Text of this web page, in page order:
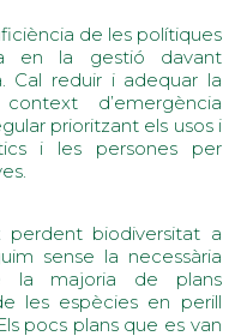
de les polítiques
en la gestió davant
Cal reduir i adequar la
d’emergència
prioritzant els usos i
i les persones per
perdent biodiversitat a
sense la necessària
la majoria de plans
les espècies en perill
pocs plans que es van